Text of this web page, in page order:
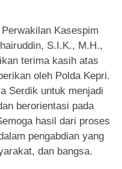
Kasespim
S.I.K., M.H.,
terima kasih atas
oleh Polda Kepri.
Serdik untuk menjadi
berorientasi pada
hasil dari proses
pengabdian yang
dan bangsa.